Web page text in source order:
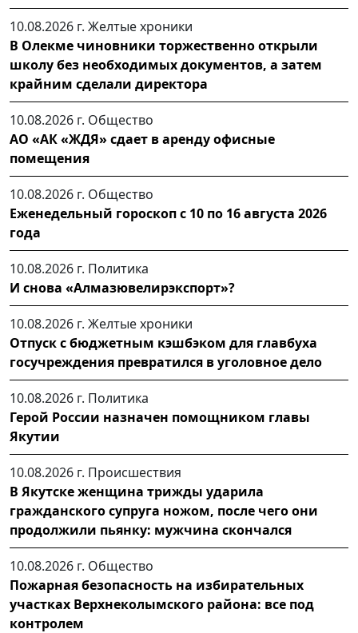
10.08.2026 г. Желтые хроники
В Олекме чиновники торжественно открыли
школу без необходимых документов, а затем
крайним сделали директора
10.08.2026 г. Общество
АО «АК «ЖДЯ» сдает в аренду офисные
помещения
10.08.2026 г. Общество
Еженедельный гороскоп с 10 по 16 августа 2026
года
10.08.2026 г. Политика
И снова «Алмазювелирэкспорт»?
10.08.2026 г. Желтые хроники
Отпуск с бюджетным кэшбэком для главбуха
госучреждения превратился в уголовное дело
10.08.2026 г. Политика
Герой России назначен помощником главы
Якутии
10.08.2026 г. Происшествия
В Якутске женщина трижды ударила
гражданского супруга ножом, после чего они
продолжили пьянку: мужчина скончался
10.08.2026 г. Общество
Пожарная безопасность на избирательных
участках Верхнеколымского района: все под
контролем